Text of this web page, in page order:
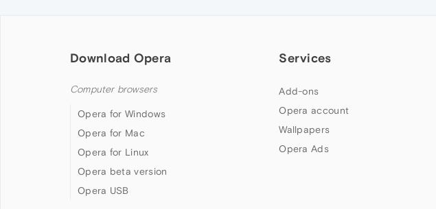
Download Opera
Computer browsers
Opera for Windows
Opera for Mac
Opera for Linux
Opera beta version
Opera USB
Services
Add-ons
Opera account
Wallpapers
Opera Ads